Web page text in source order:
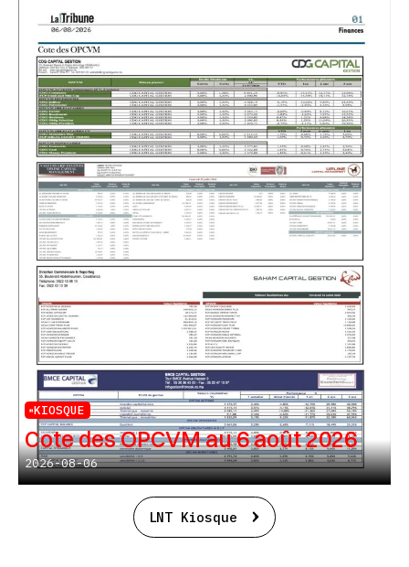
KIOSQUE
Cote des OPCVM au 6 août 2026
2026-08-06
LNT Kiosque